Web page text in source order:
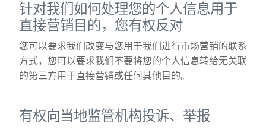
针对我们如何处理您的个人信息用于
直接营销目的，您有权反对
您可以要求我们改变与您用于我们进行市场营销的联系
方式，您可以要求我们不要将您的个人信息转给无关联
的第三方用于直接营销或任何其他目的。
有权向当地监管机构投诉、举报